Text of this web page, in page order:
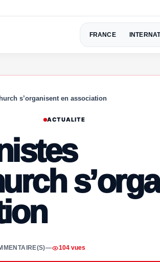
FRANCE
s’organisent en association
ACTUALITE
— 104 vues